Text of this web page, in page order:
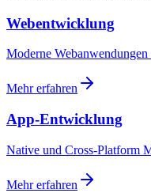
Webentwicklung
Moderne
Mehr erfahren
App-Entwicklung
Native und Cross-Platform
Mehr erfahren